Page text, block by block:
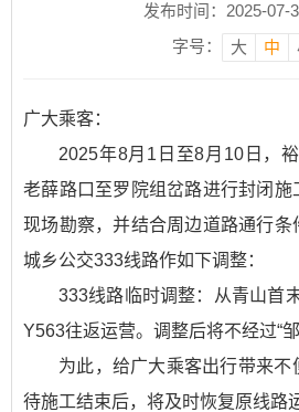
发布时间：2025-07-
字号：
大 中
广大乘客：
2025年8月1日至8月10日，
老薛路口至罗院组岔路进行封闭
现场勘察，并结合周边道路通行条
城乡公交333线路作如下调整：
333线路临时调整：从青山首
Y563往返运营。调整后将不经过“邹
为此，给广大乘客出行带来不
待施工结束后，将及时恢复原线路